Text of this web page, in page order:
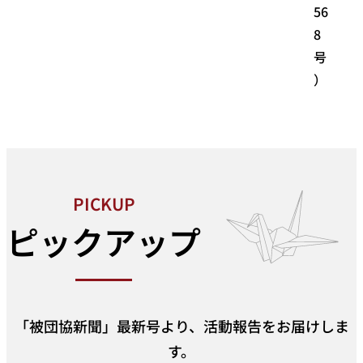
56
8
号
）
PICKUP
ピックアップ
「被団協新聞」最新号より、活動報告をお届けしま
す。